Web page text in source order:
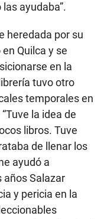
ayudaba”.
heredada por su
Quilca y se
en la
tuvo otro
temporales en
la idea de
libros. Tuve
de llenar los
ayudó a
años Salazar
y pericia en la